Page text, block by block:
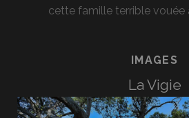
cette famille terrible vouée
IMAGES
La Vigie